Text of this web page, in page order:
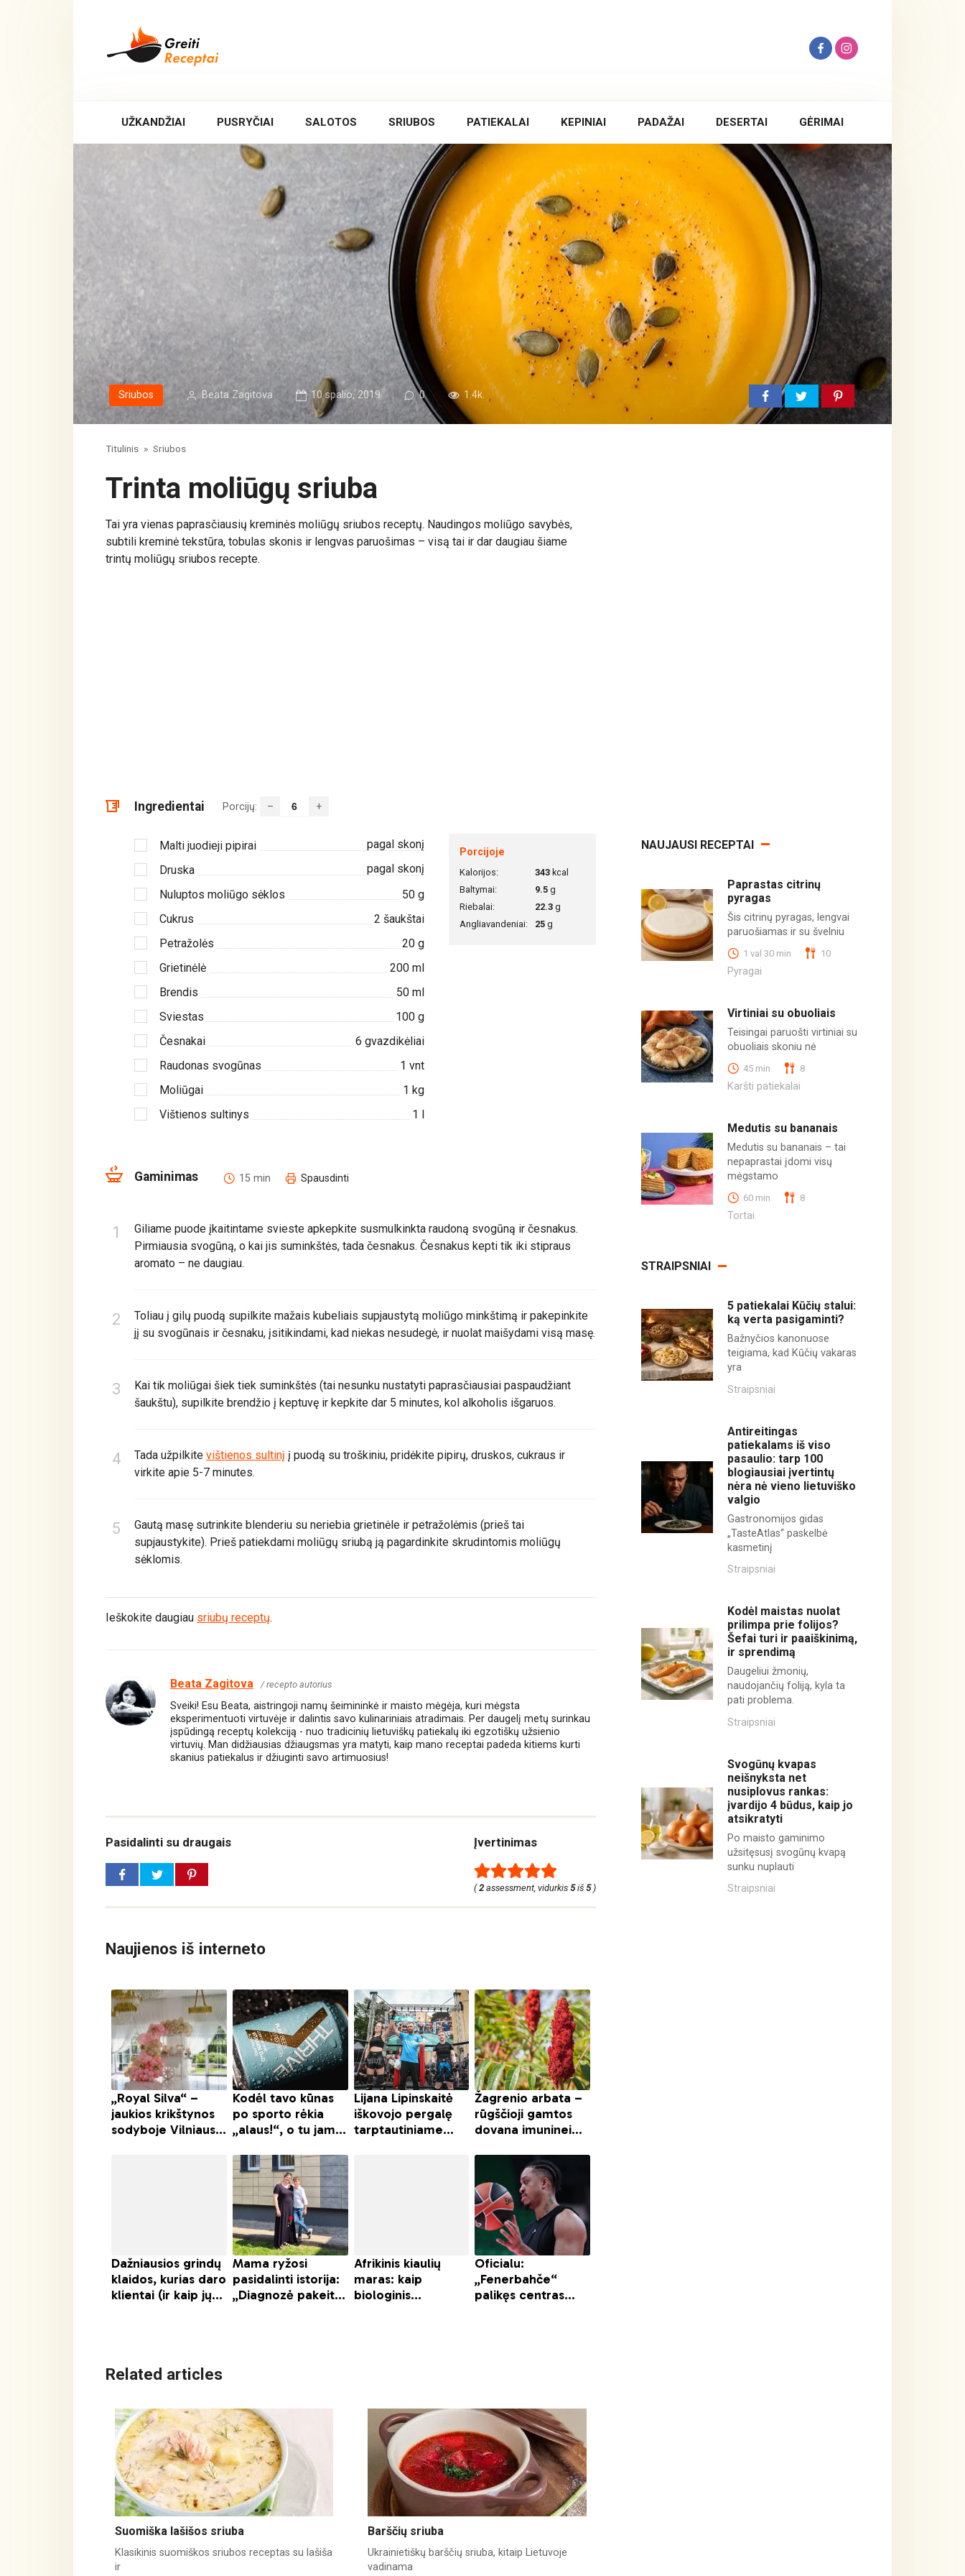
UŽKANDŽIAI PUSRYČIAI SALOTOS SRIUBOS PATIEKALAI KEPINIAI PADAŽAI DESERTAI GĖRIMAI
Sriubos Beata Zagitova 10 spalio, 2019 0 1.4k.
Titulinis » Sriubos
Trinta moliūgų sriuba
Tai yra vienas paprasčiausių kreminės moliūgų sriubos receptų. Naudingos moliūgo savybės,
subtili kreminė tekstūra, tobulas skonis ir lengvas paruošimas – visą tai ir dar daugiau šiame
trintų moliūgų sriubos recepte.
Ingredientai Porcijų: – +
Malti juodieji pipirai
pagal skonį
Druska
pagal skonį
Nuluptos moliūgo sėklos
50g
Cukrus
2 šaukštai
Petražolės
20g
Grietinėlė
200ml
Brendis
50ml
Sviestas
100g
Česnakai
6 gvazdikėliai
Raudonas svogūnas
1 vnt
Moliūgai
1 kg
Vištienos sultinys
1 l
Porcijoje
Kalorijos: 343kcal
Baltymai:
9.5g
Riebalai:
22.3g
Angliavandeniai:
25g
Gaminimas 15 min Spausdinti
Giliame puode įkaitintame svieste apkepkite susmulkinkta raudoną svogūną ir česnakus.
Pirmiausia svogūną, o kai jis suminkštės, tada česnakus. Česnakus kepti tik iki stipraus
aromato – ne daugiau.
Toliau į gilų puodą supilkite mažais kubeliais supjaustytą moliūgo minkštimą ir pakepinkite
jį su svogūnais ir česnaku, įsitikindami, kad niekas nesudegė, ir nuolat maišydami visą masę.
Kai tik moliūgai šiek tiek suminkštės (tai nesunku nustatyti paprasčiausiai paspaudžiant
šaukštu), supilkite brendžio į keptuvę ir kepkite dar 5 minutes, kol alkoholis išgaruos.
Tada užpilkite vištienos sultinį į puodą su troškiniu, pridėkite pipirų, druskos, cukraus ir
virkite apie 5-7 minutes.
Gautą masę sutrinkite blenderiu su neriebia grietinėle ir petražolėmis (prieš tai
supjaustykite). Prieš patiekdami moliūgų sriubą ją pagardinkite skrudintomis moliūgų
sėklomis.
Ieškokite daugiau sriubų receptų.
Beata Zagitova / recepto autorius
Sveiki! Esu Beata, aistringoji namų šeimininkė ir maisto mėgėja, kuri mėgsta
eksperimentuoti virtuvėje ir dalintis savo kulinariniais atradimais. Per daugelį metų surinkau
įspūdingą receptų kolekciją - nuo tradicinių lietuviškų patiekalų iki egzotiškų užsienio
virtuvių. Man didžiausias džiaugsmas yra matyti, kaip mano receptai padeda kitiems kurti
skanius patiekalus ir džiuginti savo artimuosius!
Pasidalinti su draugais Įvertinimas
(2assessment, vidurkis 5iš 5)
Naujienos iš interneto
Related articles
Suomiška lašišos sriuba
Klasikinis suomiškos sriubos receptas su lašiša
ir
Barščių sriuba
Ukrainietiškų barščių sriuba, kitaip Lietuvoje
vadinama
NAUJAUSI RECEPTAI
Paprastas citrinų
pyragas
Šis citrinų pyragas, lengvai
paruošiamas ir su švelniu
1 val 30 min 10
Pyragai
Virtiniai su obuoliais
Teisingai paruošti virtiniai su
obuoliais skoniu nė
45 min 8
Karšti patiekalai
Medutis su bananais
Medutis su bananais – tai
nepaprastai įdomi visų
mėgstamo
60 min 8
Tortai
STRAIPSNIAI
5 patiekalai Kūčių stalui:
ką verta pasigaminti?
Bažnyčios kanonuose
teigiama, kad Kūčių vakaras
yra
Straipsniai
Antireitingas
patiekalams iš viso
pasaulio: tarp 100
blogiausiai įvertintų
nėra nė vieno lietuviško
valgio
Gastronomijos gidas
„TasteAtlas“ paskelbė
kasmetinį
Straipsniai
Kodėl maistas nuolat
prilimpa prie folijos?
Šefai turi ir paaiškinimą,
ir sprendimą
Daugeliui žmonių,
naudojančių foliją, kyla ta
pati problema.
Straipsniai
Svogūnų kvapas
neišnyksta net
nusiplovus rankas:
įvardijo 4 būdus, kaip jo
atsikratyti
Po maisto gaminimo
užsitęsusį svogūnų kvapą
sunku nuplauti
Straipsniai